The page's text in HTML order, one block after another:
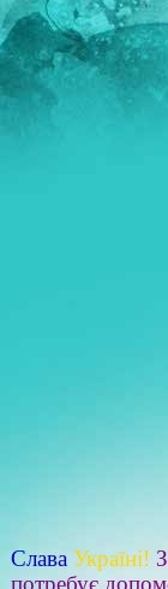
Слава Україні!